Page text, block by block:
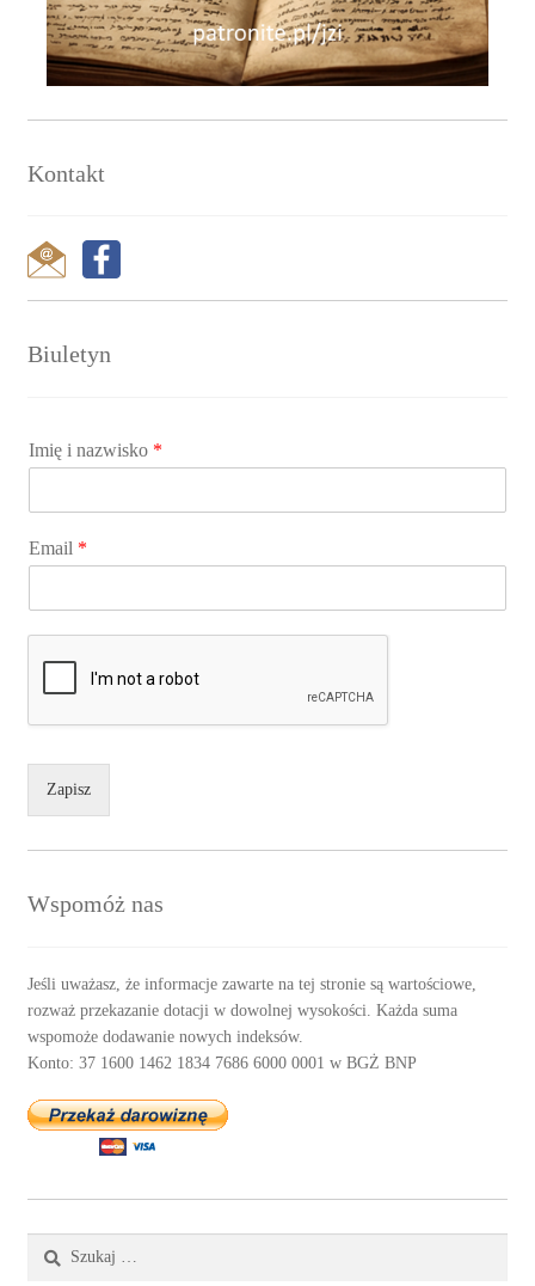
Kontakt
Biuletyn
Imię i nazwisko *
Email *
Zapisz
Wspomóż nas
Jeśli uważasz, że informacje zawarte na tej stronie są wartościowe,
rozważ przekazanie dotacji w dowolnej wysokości. Każda suma
wspomoże dodawanie nowych indeksów.
Konto: 37 1600 1462 1834 7686 6000 0001 w BGŻ BNP